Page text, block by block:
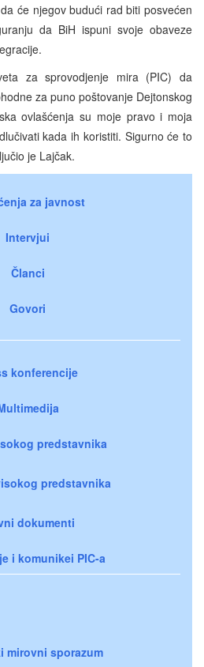
će njegov budući rad biti posvećen
da BiH ispuni svoje obaveze
za sprovodjenje mira (PIC) da
za puno poštovanje Dejtonskog
ovlašćenja su moje pravo i moja
kada ih koristiti. Sigurno će to
je Lajčak.
za javnost
Intervjui
Članci
Govori
konferencije
predstavnika
predstavnika
dokumenti
i komunikei PIC-a
mirovni sporazum